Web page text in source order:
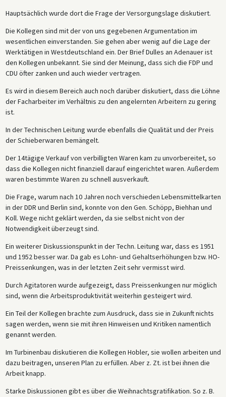
Hauptsächlich wurde dort die Frage der Versorgungslage diskutiert.
Die Kollegen sind mit der von uns gegebenen Argumentation im
wesentlichen einverstanden. Sie gehen aber wenig auf die Lage der
Werktätigen in Westdeutschland ein. Der Brief Dulles an Adenauer ist
den Kollegen unbekannt. Sie sind der Meinung, dass sich die FDP und
CDU öfter zanken und auch wieder vertragen.
Es wird in diesem Bereich auch noch darüber diskutiert, dass die Löhne
der Facharbeiter im Verhältnis zu den angelernten Arbeitern zu gering
ist.
In der Technischen Leitung wurde ebenfalls die Qualität und der Preis
der Schieberwaren bemängelt.
Der 14tägige Verkauf von verbilligten Waren kam zu unvorbereitet, so
dass die Kollegen nicht finanziell darauf eingerichtet waren. Außerdem
waren bestimmte Waren zu schnell ausverkauft.
Die Frage, warum nach 10 Jahren noch verschieden Lebensmittelkarten
in der DDR und Berlin sind, konnte von den Gen. Schöpp, Biehhan und
Koll. Wege nicht geklärt werden, da sie selbst nicht von der
Notwendigkeit überzeugt sind.
Ein weiterer Diskussionspunkt in der Techn. Leitung war, dass es 1951
und 1952 besser war. Da gab es Lohn- und Gehaltserhöhungen bzw. HO-
Preissenkungen, was in der letzten Zeit sehr vermisst wird.
Durch Agitatoren wurde aufgezeigt, dass Preissenkungen nur möglich
sind, wenn die Arbeitsproduktivität weiterhin gesteigert wird.
Ein Teil der Kollegen brachte zum Ausdruck, dass sie in Zukunft nichts
sagen werden, wenn sie mit ihren Hinweisen und Kritiken namentlich
genannt werden.
Im Turbinenbau diskutieren die Kollegen Hobler, sie wollen arbeiten und
dazu beitragen, unseren Plan zu erfüllen. Aber z. Zt. ist bei ihnen die
Arbeit knapp.
Starke Diskussionen gibt es über die Weihnachtsgratifikation. So z. B.